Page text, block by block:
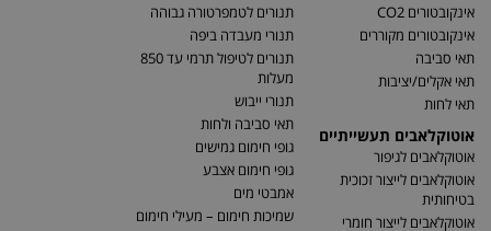
אינקובטורים CO2
אינקובטורים מקוררים
תאי סביבה
תאי אקלים/יציבות
תאי לחות
אוטוקלאבים תעשייתיים
אוטוקלאבים לגיפור
אוטוקלאבים לייצור זכוכית
בטיחותית
אוטוקלאבים לייצור חומרי
תנורים לטמפרטורה גבוהה
תנורי מעבדה ביפה
תנורים לטיפול תרמי עד 850
מעלות
תנורי ייבוש
תאי סביבה ולחות
גופי חימום גמישים
גופי חימום אצבע
אמבטי מים
שמיכות חימום – מעילי חימום